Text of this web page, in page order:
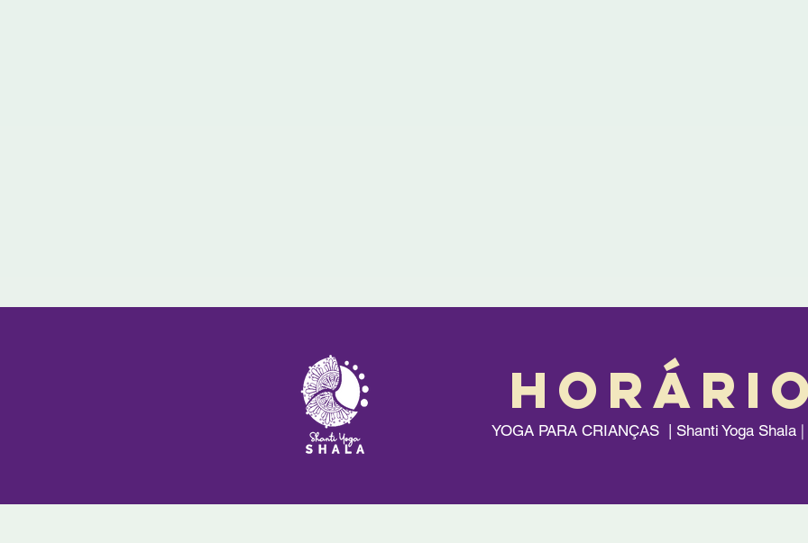
YOGA PARA CRIANÇAS | Shanti Yoga Shala|